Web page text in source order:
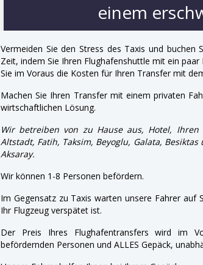
einem
Vermeiden Sie den Stress des Taxis und buchen
Zeit, indem Sie Ihren Flughafenshuttle mit ein
Sie im Voraus die Kosten für Ihren Transfer mit
Machen Sie Ihren Transfer mit einem privaten
wirtschaftlichen Lösung.
Wir betreiben von zu Hause aus, Hotel,
Altstadt, Fatih, Taksim, Beyoglu, Galata,
Aksaray.
Wir können 1-8 Personen befördern.
Im Gegensatz zu Taxis warten unsere Fahrer
Ihr Flugzeug verspätet ist.
Der Preis Ihres Flughafentransfers wird im
befördernden Personen und ALLES Gepäck,